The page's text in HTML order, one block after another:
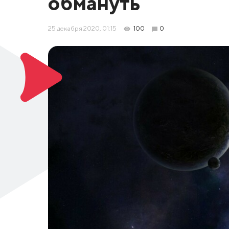
25 декабря 2020, 01:15 100 0